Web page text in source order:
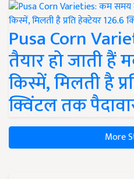
Pusa Corn
तैयार हो जाती हैं
किस्में, मिलती है
क्विंटल तक
More